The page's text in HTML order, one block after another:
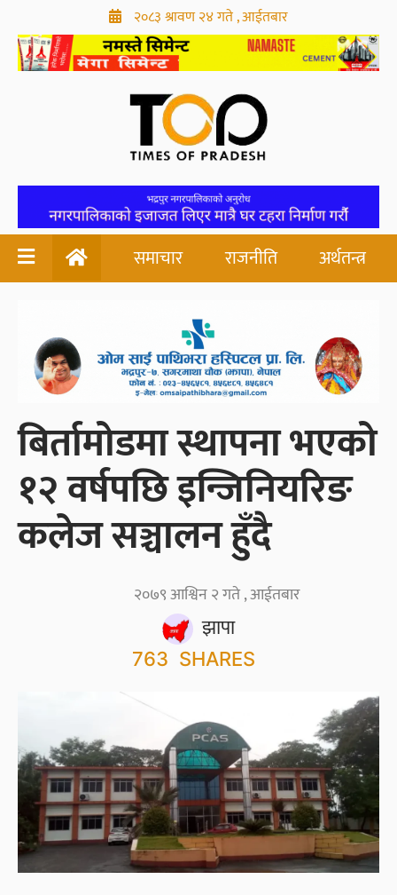
२०८३ श्रावण २४ गते , आईतबार
समाचार राजनीति अर्थतन्त्र
बिर्तामोडमा स्थापना भएको
१२ वर्षपछि इन्जिनियरिङ
कलेज सञ्चालन हुँदै
झापा
२०७९ आश्विन २ गते , आईतबार
763 SHARES